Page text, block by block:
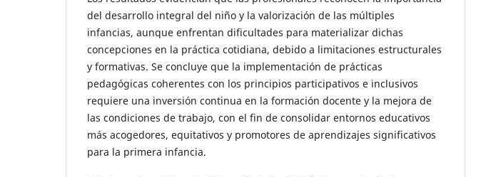
del desarrollo integral del niño y la valorización de las múltiples
infancias, aunque enfrentan dificultades para materializar dichas
concepciones en la práctica cotidiana, debido a limitaciones estructurales
y formativas. Se concluye que la implementación de prácticas
pedagógicas coherentes con los principios participativos e inclusivos
requiere una inversión continua en la formación docente y la mejora de
las condiciones de trabajo, con el fin de consolidar entornos educativos
más acogedores, equitativos y promotores de aprendizajes significativos
para la primera infancia.